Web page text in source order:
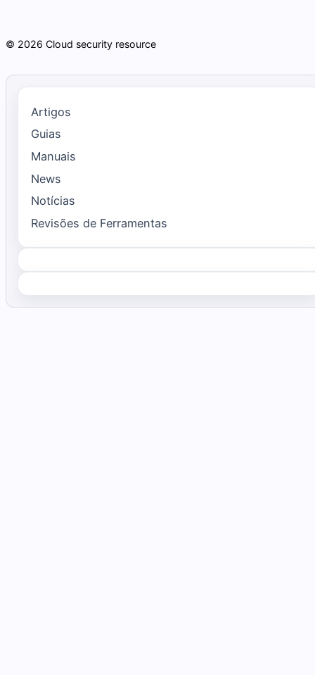
© 2026 Cloud security resource
Artigos
Guias
Manuais
News
Notícias
Revisões de Ferramentas